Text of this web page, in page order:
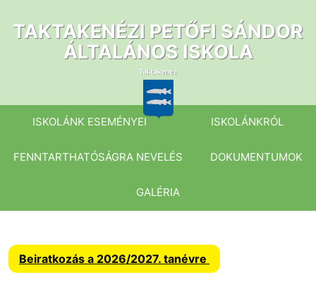
tartalomhoz
TAKTAKENÉZI PETŐFI SÁNDOR
ÁLTALÁNOS ISKOLA
ISKOLÁNK ESEMÉNYEI ISKOLÁNKRÓL
FENNTARTHATÓSÁGRA NEVELÉS DOKUMENTUMOK
GALÉRIA
Beiratkozás a 2026/2027. tanévre